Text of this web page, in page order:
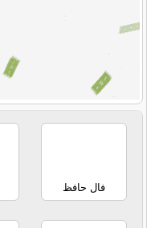
فال حافظ